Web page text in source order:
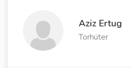
Aziz Ertug
Torhüter